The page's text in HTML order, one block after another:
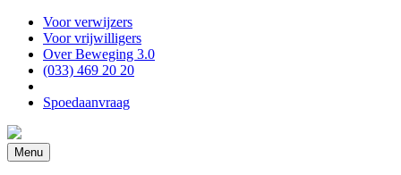
Voor verwijzers
Voor vrijwilligers
Over Beweging 3.0
(033) 469 20 20
Spoedaanvraag
Menu